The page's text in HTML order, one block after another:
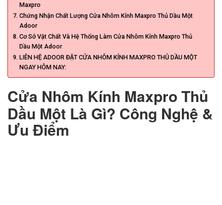
Maxpro
Chứng Nhận Chất Lượng Cửa Nhôm Kính Maxpro Thủ Dầu Một
Adoor
Cơ Sở Vật Chất Và Hệ Thống Làm Cửa Nhôm Kính Maxpro Thủ
Dầu Một Adoor
LIÊN HỆ ADOOR ĐẶT CỬA NHÔM KÍNH MAXPRO THỦ DẦU MỘT
NGAY HÔM NAY:
Cửa Nhôm Kính Maxpro Thủ
Dầu Một Là Gì? Công Nghệ &
Ưu Điểm